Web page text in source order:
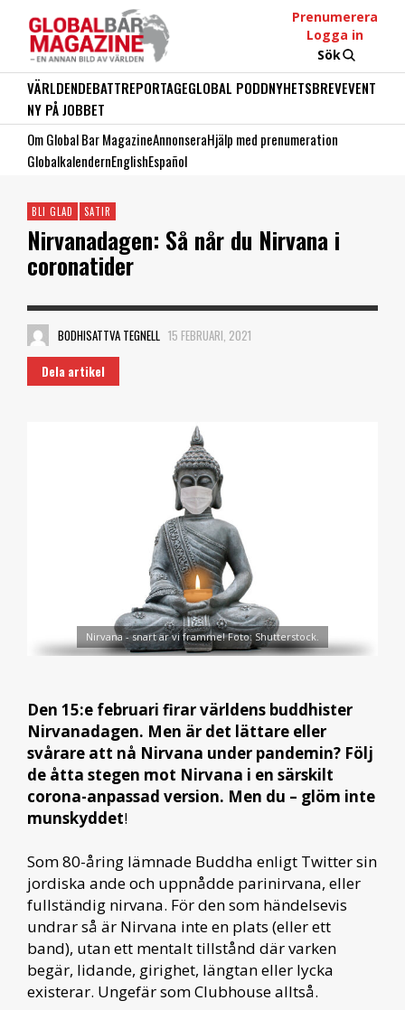
Prenumerera
Logga in
Sök
VÄRLDENDEBATTREPORTAGEGLOBAL PODDNYHETSBREVEVENT
NY PÅ JOBBET
Om Global Bar MagazineAnnonseraHjälp med prenumeration
GlobalkalendernEnglishEspañol
BLI GLAD SATIR
Nirvanadagen: Så når du Nirvana i
coronatider
BODHISATTVA TEGNELL 15 FEBRUARI, 2021
Dela artikel
Nirvana - snart är vi framme! Foto: Shutterstock.
Den 15:e februari firar världens buddhister
Nirvanadagen. Men är det lättare eller
svårare att nå Nirvana under pandemin? Följ
de åtta stegen mot Nirvana i en särskilt
corona-anpassad version. Men du – glöm inte
munskyddet!
Som 80-åring lämnade Buddha enligt Twitter sin
jordiska ande och uppnådde parinirvana, eller
fullständig nirvana. För den som händelsevis
undrar så är Nirvana inte en plats (eller ett
band), utan ett mentalt tillstånd där varken
begär, lidande, girighet, längtan eller lycka
existerar. Ungefär som Clubhouse alltså.